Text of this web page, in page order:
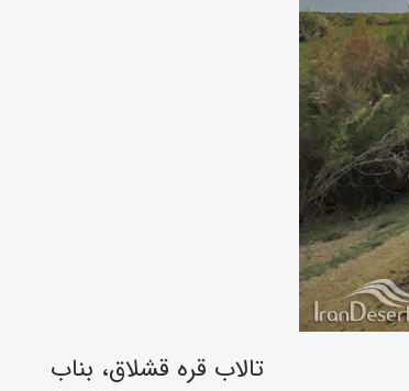
تالاب قره قشلاق، بناب